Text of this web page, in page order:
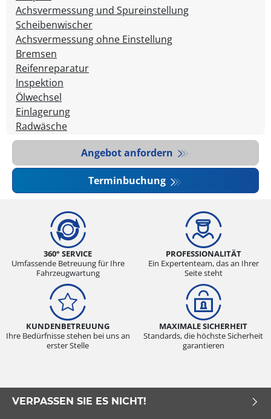
Achsvermessung und Spureinstellung
Scheibenwischer
Achsvermessung ohne Einstellung
Bremsen
Reifenreparatur
Inspektion
Ölwechsel
Einlagerung
Radwäsche
Angebot anfordern
Terminbuchung
360° SERVICE
Umfassende Betreuung für Ihre
Fahrzeugwartung
PROFESSIONALITÄT
Ein Expertenteam, das an Ihrer
Seite steht
KUNDENBETREUUNG
Ihre Bedürfnisse stehen bei uns an
erster Stelle
MAXIMALE SICHERHEIT
Standards, die höchste Sicherheit
garantieren
VERPASSEN SIE ES NICHT!